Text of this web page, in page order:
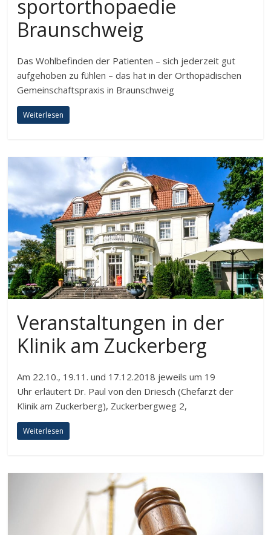
sportorthopaedie
Braunschweig
Das Wohlbefinden der Patienten – sich jederzeit gut
aufgehoben zu fühlen – das hat in der Orthopädischen
Gemeinschaftspraxis in Braunschweig
Weiterlesen
Veranstaltungen in der
Klinik am Zuckerberg
Am 22.10., 19.11. und 17.12.2018 jeweils um 19
Uhr erläutert Dr. Paul von den Driesch (Chefarzt der
Klinik am Zuckerberg), Zuckerbergweg 2,
Weiterlesen